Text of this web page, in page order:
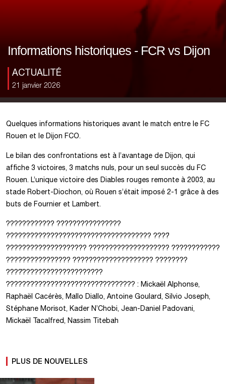
Informations historiques - FCR vs Dijon
ACTUALITÉ
21 janvier 2026
Quelques informations historiques avant le match entre le FC
Rouen et le Dijon FCO.
Le bilan des confrontations est à l’avantage de Dijon, qui
affiche 3 victoires, 3 matchs nuls, pour un seul succès du FC
Rouen. L’unique victoire des Diables rouges remonte à 2003, au
stade Robert-Diochon, où Rouen s’était imposé 2-1 grâce à des
buts de Fournier et Lambert.
???????????? ????????????????
???????????????????????????????????? ????̀
???????????????????? ???????????????????? ????????????
???????????????? ???????????????????? ????????
????́????????????????????
????????????????????????̀???????? : Mickaël Alphonse,
Raphaël Cacérès, Mallo Diallo, Antoine Goulard, Silvio Joseph,
Stéphane Morisot, Kader N’Chobi, Jean-Daniel Padovani,
Mickaël Tacalfred, Nassim Titebah
PLUS DE NOUVELLES